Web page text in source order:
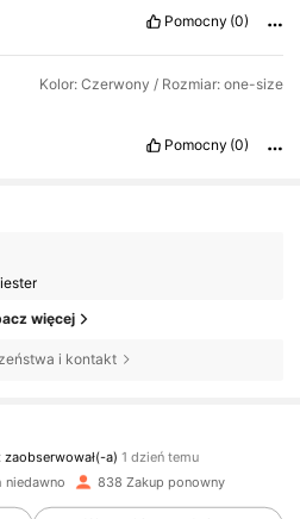
Pomocny (0)
Kolor: Czerwony / Rozmiar: one-size
Pomocny (0)
więcej
i kontakt
1.2K Obserwujący
niedawno 838 Zakup ponowny